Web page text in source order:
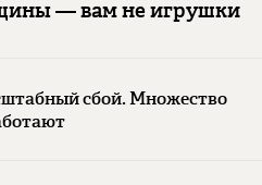
— вам не игрушки
сбой. Множество